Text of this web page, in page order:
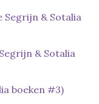
Segrijn & Sotalia
& Sotalia
boeken #3)